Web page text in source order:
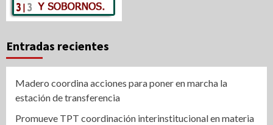
Entradas recientes
Madero coordina acciones para poner en marcha la
estación de transferencia
Promueve TPT coordinación interinstitucional en materia